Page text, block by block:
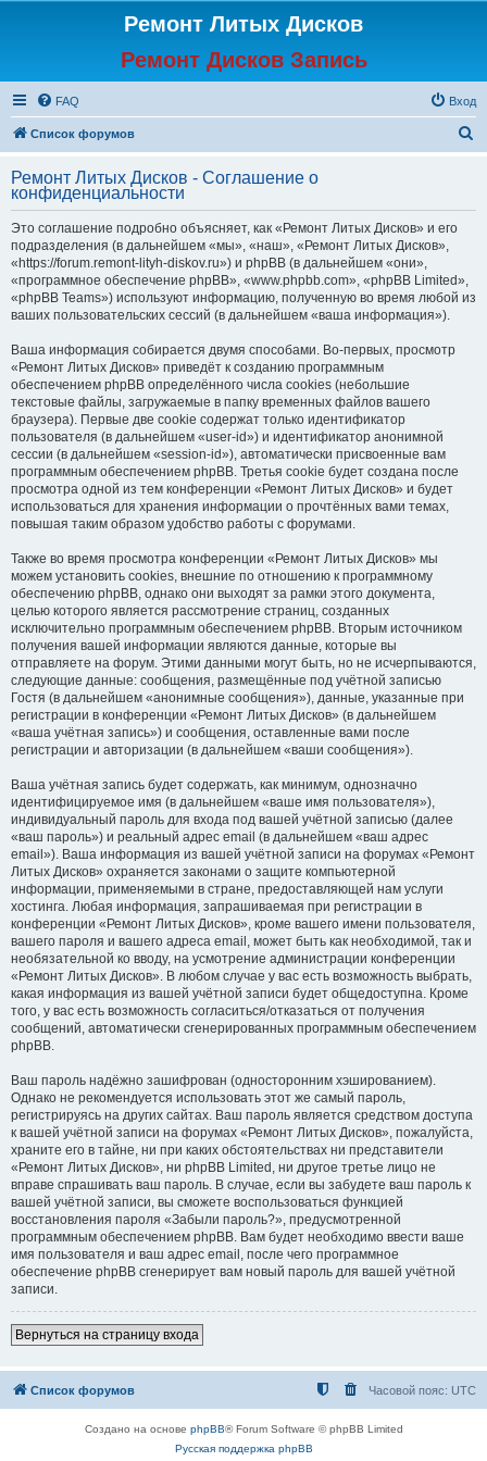
Ремонт Литых Дисков
Ремонт Дисков Запись
FAQ Вход
Список форумов
с
Ремонт Литых Дисков - Соглашение о
конфиденциальности
Это соглашение подробно объясняет, как «Ремонт Литых Дисков» и его
подразделения (в дальнейшем «мы», «наш», «Ремонт Литых Дисков»,
«https://forum.remont-lityh-diskov.ru») и phpBB (в дальнейшем «они»,
«программное обеспечение phpBB», «www.phpbb.com», «phpBB Limited»,
«phpBB Teams») используют информацию, полученную во время любой из
ваших пользовательских сессий (в дальнейшем «ваша информация»).
Ваша информация собирается двумя способами. Во-первых, просмотр
«Ремонт Литых Дисков» приведёт к созданию программным
обеспечением phpBB определённого числа cookies (небольшие
текстовые файлы, загружаемые в папку временных файлов вашего
браузера). Первые две cookie содержат только идентификатор
пользователя (в дальнейшем «user-id») и идентификатор анонимной
сессии (в дальнейшем «session-id»), автоматически присвоенные вам
программным обеспечением phpBB. Третья cookie будет создана после
просмотра одной из тем конференции «Ремонт Литых Дисков» и будет
использоваться для хранения информации о прочтённых вами темах,
повышая таким образом удобство работы с форумами.
Также во время просмотра конференции «Ремонт Литых Дисков» мы
можем установить cookies, внешние по отношению к программному
обеспечению phpBB, однако они выходят за рамки этого документа,
целью которого является рассмотрение страниц, созданных
исключительно программным обеспечением phpBB. Вторым источником
получения вашей информации являются данные, которые вы
отправляете на форум. Этими данными могут быть, но не исчерпываются,
следующие данные: сообщения, размещённые под учётной записью
Гостя (в дальнейшем «анонимные сообщения»), данные, указанные при
регистрации в конференции «Ремонт Литых Дисков» (в дальнейшем
«ваша учётная запись») и сообщения, оставленные вами после
регистрации и авторизации (в дальнейшем «ваши сообщения»).
Ваша учётная запись будет содержать, как минимум, однозначно
идентифицируемое имя (в дальнейшем «ваше имя пользователя»),
индивидуальный пароль для входа под вашей учётной записью (далее
«ваш пароль») и реальный адрес email (в дальнейшем «ваш адрес
email»). Ваша информация из вашей учётной записи на форумах «Ремонт
Литых Дисков» охраняется законами о защите компьютерной
информации, применяемыми в стране, предоставляющей нам услуги
хостинга. Любая информация, запрашиваемая при регистрации в
конференции «Ремонт Литых Дисков», кроме вашего имени пользователя,
вашего пароля и вашего адреса email, может быть как необходимой, так и
необязательной ко вводу, на усмотрение администрации конференции
«Ремонт Литых Дисков». В любом случае у вас есть возможность выбрать,
какая информация из вашей учётной записи будет общедоступна. Кроме
того, у вас есть возможность согласиться/отказаться от получения
сообщений, автоматически сгенерированных программным обеспечением
phpBB.
Ваш пароль надёжно зашифрован (односторонним хэшированием).
Однако не рекомендуется использовать этот же самый пароль,
регистрируясь на других сайтах. Ваш пароль является средством доступа
к вашей учётной записи на форумах «Ремонт Литых Дисков», пожалуйста,
храните его в тайне, ни при каких обстоятельствах ни представители
«Ремонт Литых Дисков», ни phpBB Limited, ни другое третье лицо не
вправе спрашивать ваш пароль. В случае, если вы забудете ваш пароль к
вашей учётной записи, вы сможете воспользоваться функцией
восстановления пароля «Забыли пароль?», предусмотренной
программным обеспечением phpBB. Вам будет необходимо ввести ваше
имя пользователя и ваш адрес email, после чего программное
обеспечение phpBB сгенерирует вам новый пароль для вашей учётной
записи.
Вернуться на страницу входа
Список форумов Часовой пояс: UTC
Создано на основе phpBB® Forum Software © phpBB Limited
Русская поддержка phpBB